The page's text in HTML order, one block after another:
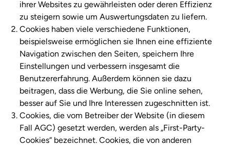
ihrer Websites zu gewährleisten oder deren Effizienz
zu steigern sowie um Auswertungsdaten zu liefern.
Cookies haben viele verschiedene Funktionen,
beispielsweise ermöglichen sie Ihnen eine effiziente
Navigation zwischen den Seiten, speichern Ihre
Einstellungen und verbessern insgesamt die
Benutzererfahrung. Außerdem können sie dazu
beitragen, dass die Werbung, die Sie online sehen,
besser auf Sie und Ihre Interessen zugeschnitten ist.
Cookies, die vom Betreiber der Website (in diesem
Fall AGC) gesetzt werden, werden als „First-Party-
Cookies“ bezeichnet. Cookies, die von anderen